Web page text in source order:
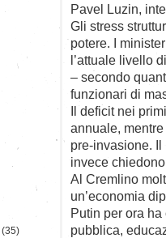
Pavel Luzin,
Gli stress
potere. I
l’attuale livello
– secondo
funzionari di
Il deficit nei
annuale,
pre-invasione.
invece
Al Cremlino
un’economia
Putin per ora
pubblica,
(35)